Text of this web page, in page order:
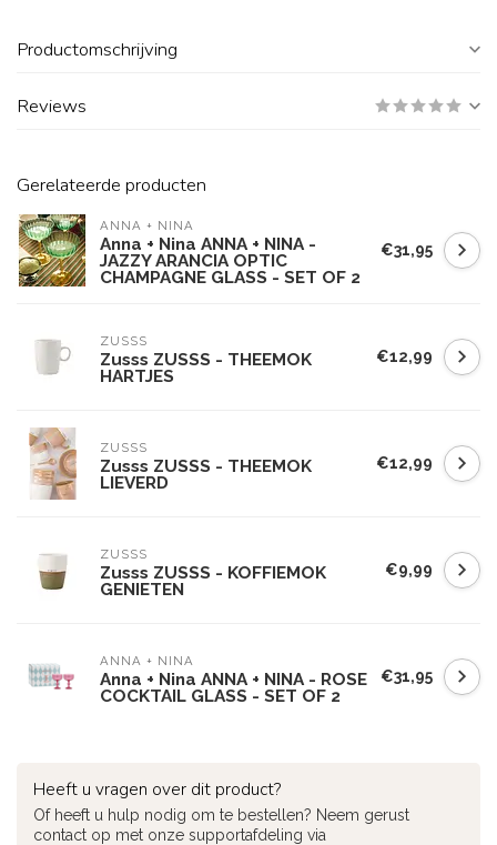
Productomschrijving
Reviews
Gerelateerde producten
ANNA + NINA
Anna + Nina ANNA + NINA -
JAZZY ARANCIA OPTIC
CHAMPAGNE GLASS - SET OF 2
€31,95
ZUSSS
Zusss ZUSSS - THEEMOK
HARTJES
€12,99
ZUSSS
Zusss ZUSSS - THEEMOK
LIEVERD
€12,99
ZUSSS
Zusss ZUSSS - KOFFIEMOK
GENIETEN
€9,99
ANNA + NINA
Anna + Nina ANNA + NINA - ROSE
COCKTAIL GLASS - SET OF 2
€31,95
Heeft u vragen over dit product?
Of heeft u hulp nodig om te bestellen? Neem gerust
contact op met onze supportafdeling via